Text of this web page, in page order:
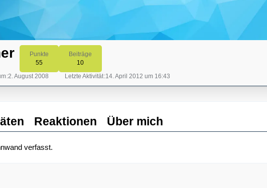
Punkte
55
Beiträge
10
2. August 2008 Letzte Aktivität 14. April 2012 um 16:43
Reaktionen Über mich
verfasst.